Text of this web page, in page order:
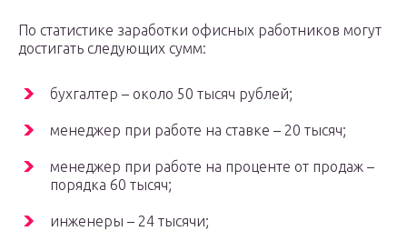
По статистике заработки офисных работников могут
достигать следующих сумм:
бухгалтер – около 50 тысяч рублей;
менеджер при работе на ставке – 20 тысяч;
менеджер при работе на проценте от продаж –
порядка 60 тысяч;
инженеры – 24 тысячи;